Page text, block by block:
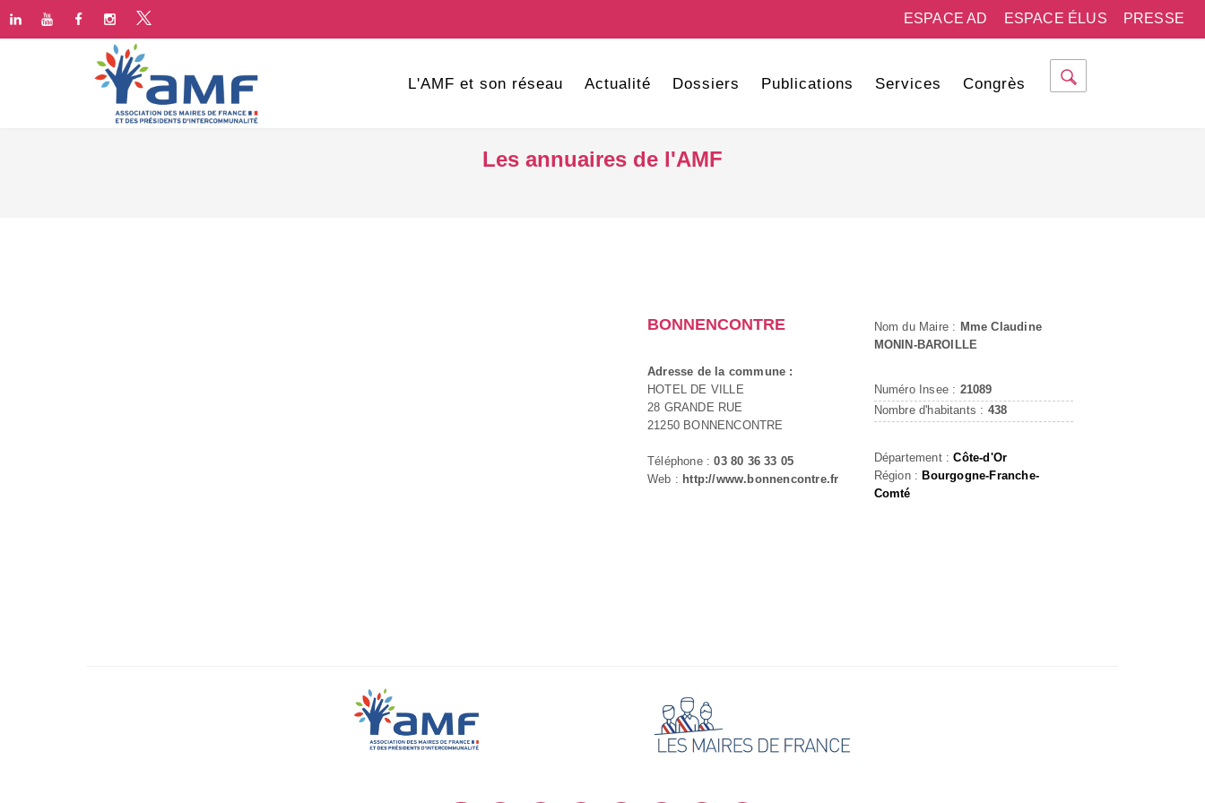
PRESSE
ESPACE ÉLUS
ESPACE AD
L'AMF et son réseau Actualité Dossiers Publications Services Congrès
Les annuaires de l'AMF
BONNENCONTRE
Adresse de la commune :
HOTEL DE VILLE
28 GRANDE RUE
21250 BONNENCONTRE
Téléphone :03 80 36 33 05
Web : http://www.bonnencontre.fr
Nom du Maire : Mme Claudine
MONIN-BAROILLE
Numéro Insee : 21089
Nombre d'habitants : 438
Département :Côte-d'Or
Région : Bourgogne-Franche-
Comté